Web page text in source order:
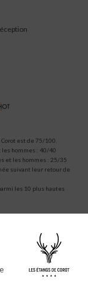
est de 75/100.
hommes : 40/40
et les hommes : 25/35
suivant leur retour de
les 10 plus hautes
WBCOROT
et ne seront jamais